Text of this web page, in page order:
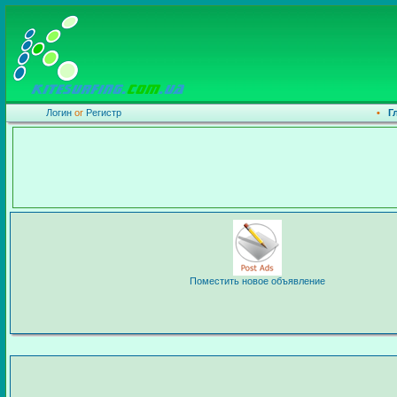
Логин or Регистр •
Поместить новое объявление